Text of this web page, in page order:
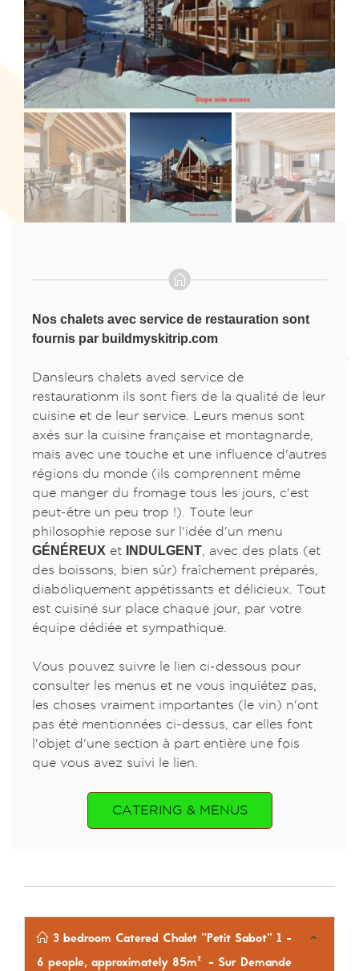
Nos chalets avec service de restauration sont
fournis par buildmyskitrip.com
Dansleurs chalets aved service de
restaurationm ils sont fiers de la qualité de leur
cuisine et de leur service. Leurs menus sont
axés sur la cuisine française et montagnarde,
mais avec une touche et une influence d'autres
régions du monde (ils comprennent même
que manger du fromage tous les jours, c'est
peut-être un peu trop !). Toute leur
philosophie repose sur l'idée d'un menu
GÉNÉREUX et INDULGENT , avec des plats (et
des boissons, bien sûr) fraîchement préparés,
diaboliquement appétissants et délicieux. Tout
est cuisiné sur place chaque jour, par votre
équipe dédiée et sympathique.
Vous pouvez suivre le lien ci-dessous pour
consulter les menus et ne vous inquiétez pas,
les choses vraiment importantes (le vin) n'ont
pas été mentionnées ci-dessus, car elles font
l'objet d'une section à part entière une fois
que vous avez suivi le lien.
CATERING & MENUS
3 bedroom Catered Chalet "Petit Sabot" 1 -
6 people, approximately 85m² - Sur Demande